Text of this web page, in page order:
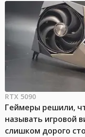
RTX 5090
Геймеры решили,
называть игровой
слишком дорого